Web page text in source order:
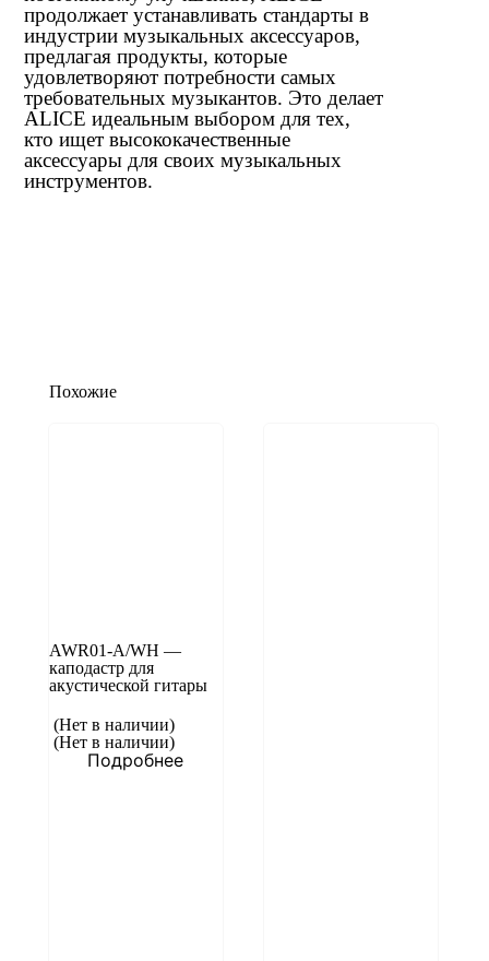
продолжает устанавливать стандарты в
индустрии музыкальных аксессуаров,
предлагая продукты, которые
удовлетворяют потребности самых
требовательных музыкантов. Это делает
ALICE идеальным выбором для тех,
кто ищет высококачественные
аксессуары для своих музыкальных
инструментов.
Похожие
AWR01-A/WH —
каподастр для
акустической гитары
(Нет в наличии)
(Нет в наличии)
Подробнее